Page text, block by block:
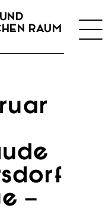
RAUM
–